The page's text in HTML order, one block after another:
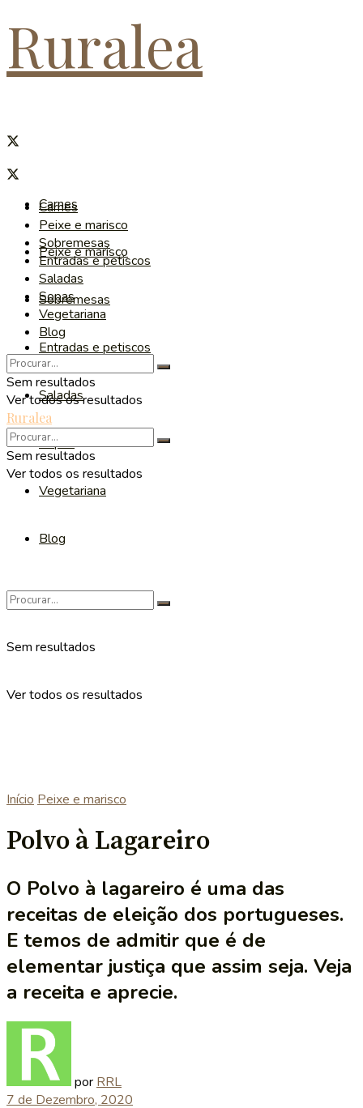
Ruralea
Carnes
Peixe e marisco
Sobremesas
Entradas e petiscos
Saladas
Sopas
Vegetariana
Blog
Sem resultados
Ver todos os resultados
Carnes
Peixe e marisco
Sobremesas
Entradas e petiscos
Saladas
Sopas
Vegetariana
Blog
Sem resultados
Ver todos os resultados
Ruralea
Sem resultados
Ver todos os resultados
Início Peixe e marisco
Polvo à Lagareiro
O Polvo à lagareiro é uma das
receitas de eleição dos portugueses.
E temos de admitir que é de
elementar justiça que assim seja. Veja
a receita e aprecie.
por RRL
7 de Dezembro, 2020